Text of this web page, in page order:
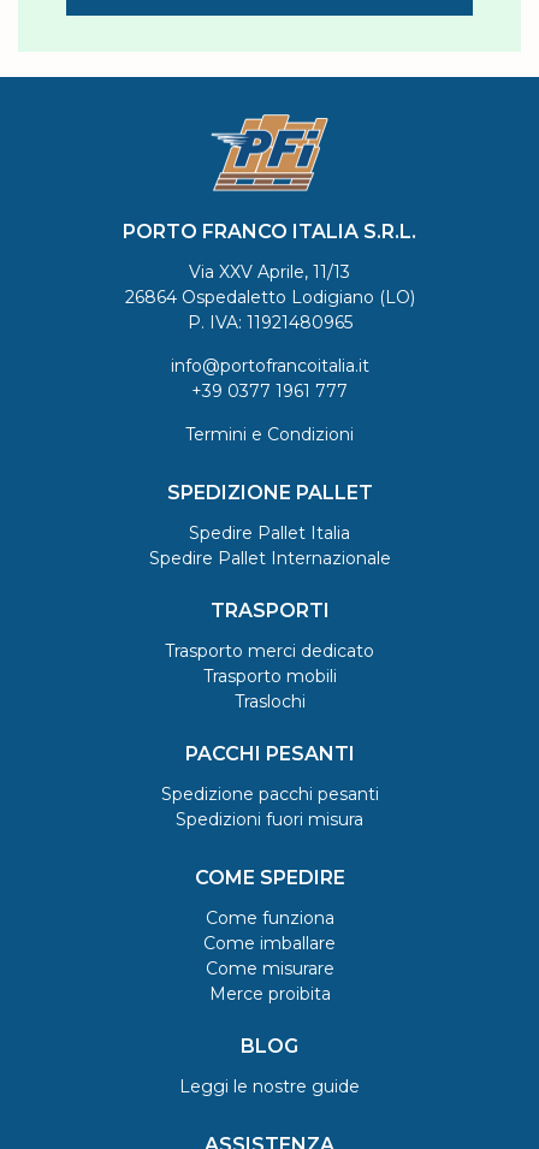
PORTO FRANCO ITALIA S.R.L.
Via XXV Aprile, 11/13
26864 Ospedaletto Lodigiano (LO)
P. IVA: 11921480965
info@portofrancoitalia.it
+39 0377 1961 777
Termini e Condizioni
SPEDIZIONE PALLET
Spedire Pallet Italia
Spedire Pallet Internazionale
TRASPORTI
Trasporto merci dedicato
Trasporto mobili
Traslochi
PACCHI PESANTI
Spedizione pacchi pesanti
Spedizioni fuori misura
COME SPEDIRE
Come funziona
Come imballare
Come misurare
Merce proibita
BLOG
Leggi le nostre guide